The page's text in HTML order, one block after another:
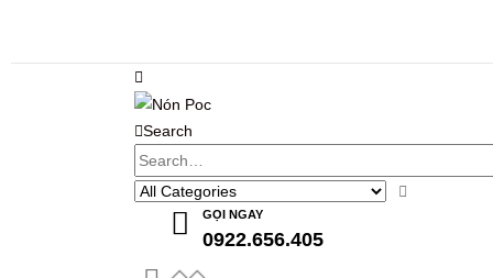
Search
GỌI NGAY
0922.656.405